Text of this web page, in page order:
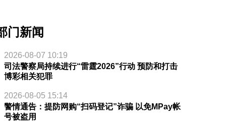
门新闻
2026-08-07 10:19
司法警察局持续进行“雷霆2026”行动 预防和打击
博彩相关犯罪
2026-08-05 15:14
警情通告：提防网购“扫码登记”诈骗 以免MPay帐
号被盗用